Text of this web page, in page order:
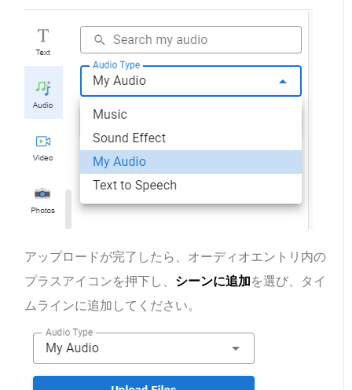
アップロードが完了したら、オーディオエントリ内の
プラスアイコンを押下し、 シーンに追加を選び、タイ
ムラインに追加してください。